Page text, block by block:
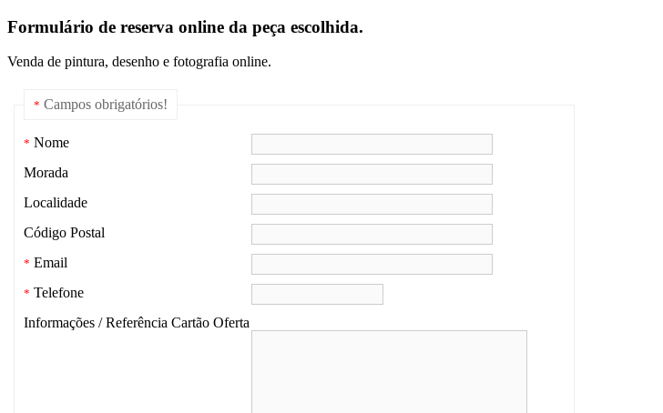
Formulário de reserva online da peça escolhida.
Venda de pintura, desenho e fotografia online.
* Campos obrigatórios!
* Nome
Morada
Localidade
Código Postal
* Email
* Telefone
Informações / Referência Cartão Oferta